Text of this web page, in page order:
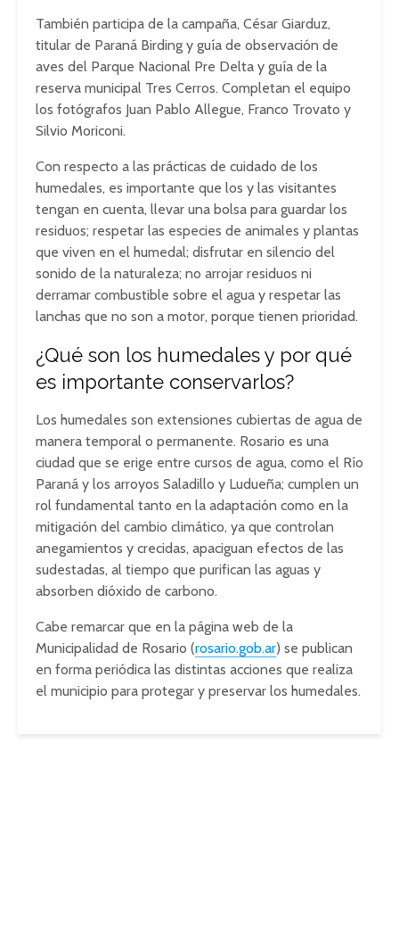
También participa de la campaña, César Giarduz,
titular de Paraná Birding y guía de observación de
aves del Parque Nacional Pre Delta y guía de la
reserva municipal Tres Cerros. Completan el equipo
los fotógrafos Juan Pablo Allegue, Franco Trovato y
Silvio Moriconi.
Con respecto a las prácticas de cuidado de los
humedales, es importante que los y las visitantes
tengan en cuenta, llevar una bolsa para guardar los
residuos; respetar las especies de animales y plantas
que viven en el humedal; disfrutar en silencio del
sonido de la naturaleza; no arrojar residuos ni
derramar combustible sobre el agua y respetar las
lanchas que no son a motor, porque tienen prioridad.
¿Qué son los humedales y por qué
es importante conservarlos?
Los humedales son extensiones cubiertas de agua de
manera temporal o permanente. Rosario es una
ciudad que se erige entre cursos de agua, como el Río
Paraná y los arroyos Saladillo y Ludueña; cumplen un
rol fundamental tanto en la adaptación como en la
mitigación del cambio climático, ya que controlan
anegamientos y crecidas, apaciguan efectos de las
sudestadas, al tiempo que purifican las aguas y
absorben dióxido de carbono.
Cabe remarcar que en la página web de la
Municipalidad de Rosario (rosario.gob.ar) se publican
en forma periódica las distintas acciones que realiza
el municipio para protegar y preservar los humedales.